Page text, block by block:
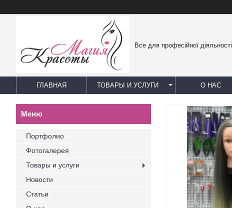
Все для професійної діяльності
ГЛАВНАЯ ТОВАРЫ И УСЛУГИ О НАС
Портфолио
Фотогалерея
Товары и услуги
Новости
Статьи